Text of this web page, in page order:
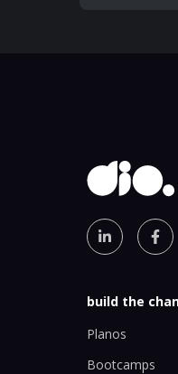
build the
Planos
Bootcamps